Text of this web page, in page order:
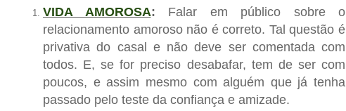
VIDA AMOROSA: Falar em público sobre o
relacionamento amoroso não é correto. Tal questão é
privativa do casal e não deve ser comentada com
todos. E, se for preciso desabafar, tem de ser com
poucos, e assim mesmo com alguém que já tenha
passado pelo teste da confiança e amizade.